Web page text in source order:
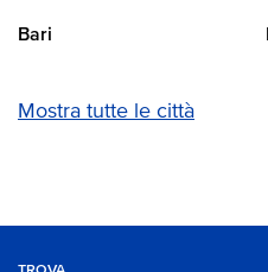
Bari
Mostra tutte le città